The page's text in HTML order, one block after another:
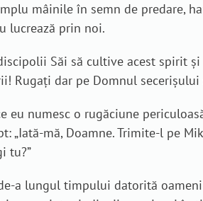
mâinile în semn de predare,
lucrează prin noi.
Săi să cultive acest spirit și
Rugaţi dar pe Domnul secerişului
eu numesc o rugăciune
„Iată-mă, Doamne. Trimite-l pe
tu?”
a lungul timpului datorită